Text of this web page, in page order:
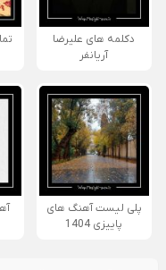
دکلمه های علیرضا
آریانفر
پلی لیست آهنگ های
پاییزی 1404